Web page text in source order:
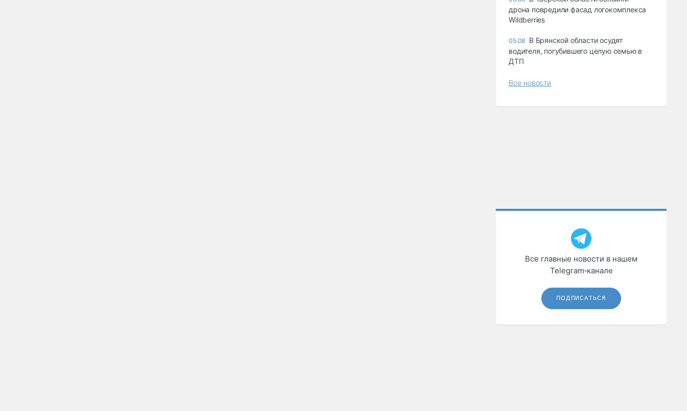
дрона повредили фасад логокомплекса
Wildberries
05.08 В Брянской области осудят
водителя, погубившего целую семью в
ДТП
Все новости
Все главные новости в нашем
Telegram‑канале
ПОДПИСАТЬСЯ